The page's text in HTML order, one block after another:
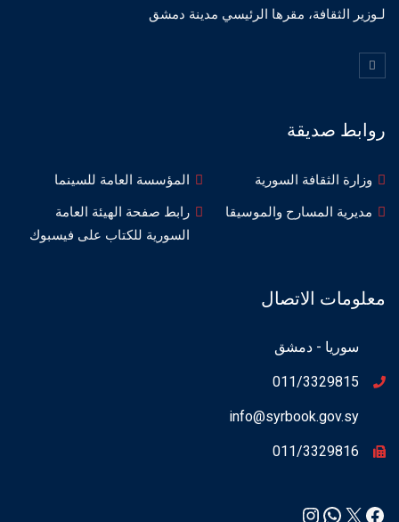
لـوزير الثقافة، مقرها الرئيسي مدينة دمشق
روابط صديقة
وزارة الثقافة السورية
المؤسسة العامة للسينما
مديرية المسارح والموسيقا
رابط صفحة الهيئة العامة
السورية للكتاب على فيسبوك
معلومات الاتصال
سوريا - دمشق
011/3329815
info@syrbook.gov.sy
011/3329816
Facebook
X
WhatsApp